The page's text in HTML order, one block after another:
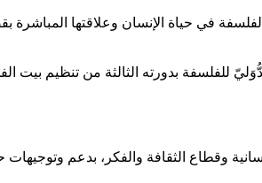
في حياة الإنسان وعلاقتها المباشرة
للفلسفة بدورته الثالثة من تنظيم بيت
وقطاع الثقافة والفكر، بدعم